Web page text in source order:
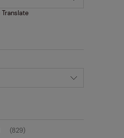
Translate
(829)